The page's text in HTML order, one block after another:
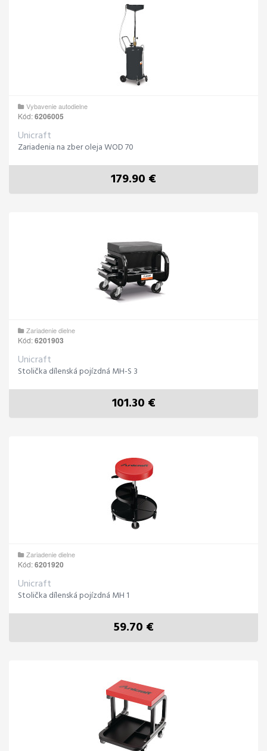
Vybavenie autodielne
Kód:6206005
Unicraft
Zariadenia na zber oleja WOD 70
179.90 €
Zariadenie dielne
Kód:6201903
Unicraft
Stolička dílenská pojízdná MH-S 3
101.30 €
Zariadenie dielne
Kód:6201920
Unicraft
Stolička dílenská pojízdná MH 1
59.70 €